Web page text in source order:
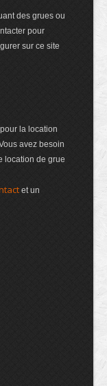
des grues ou
pour
sur ce site
la location
avez besoin
location de grue
et un